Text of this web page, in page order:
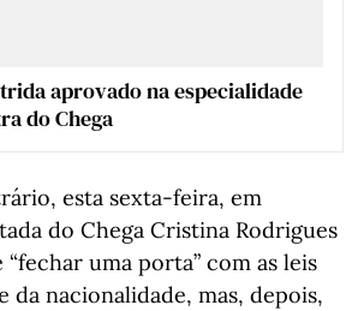
aprovado na especialidade
do Chega
esta sexta-feira, em
do Chega Cristina Rodrigues
“fechar uma porta” com as leis
da nacionalidade, mas, depois,